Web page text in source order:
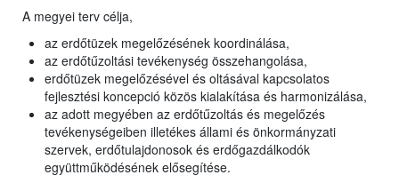
A megyei terv célja,
az erdőtüzek megelőzésének koordinálása,
az erdőtűzoltási tevékenység összehangolása,
erdőtüzek megelőzésével és oltásával kapcsolatos
fejlesztési koncepció közös kialakítása és harmonizálása,
az adott megyében az erdőtűzoltás és megelőzés
tevékenységeiben illetékes állami és önkormányzati
szervek, erdőtulajdonosok és erdőgazdálkodók
együttműködésének elősegítése.